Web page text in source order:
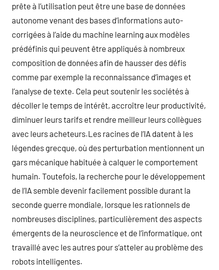
prête à l’utilisation peut être une base de données
autonome venant des bases d’informations auto-
corrigées à l’aide du machine learning aux modèles
prédéfinis qui peuvent être appliqués à nombreux
composition de données afin de hausser des défis
comme par exemple la reconnaissance d’images et
l’analyse de texte. Cela peut soutenir les sociétés à
décoller le temps de intérêt, accroître leur productivité,
diminuer leurs tarifs et rendre meilleur leurs collègues
avec leurs acheteurs.Les racines de l’IA datent à les
légendes grecque, où des perturbation mentionnent un
gars mécanique habituée à calquer le comportement
humain. Toutefois, la recherche pour le développement
de l’IA semble devenir facilement possible durant la
seconde guerre mondiale, lorsque les rationnels de
nombreuses disciplines, particulièrement des aspects
émergents de la neuroscience et de l’informatique, ont
travaillé avec les autres pour s’atteler au problème des
robots intelligentes.